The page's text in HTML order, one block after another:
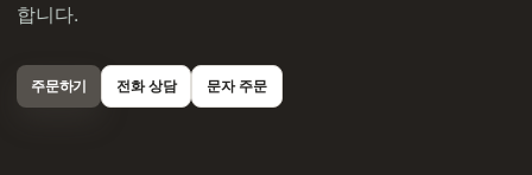
합니다.
주문하기 전화 상담 문자 주문